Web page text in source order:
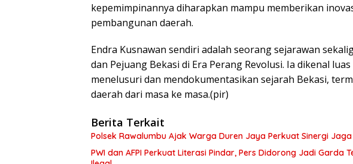
kepemimpinannya diharapkan mampu memberikan
pembangunan daerah.
Endra Kusnawan sendiri adalah seorang sejarawan
dan Pejuang Bekasi di Era Perang Revolusi. Ia dikenal
menelusuri dan mendokumentasikan sejarah Bekasi,
daerah dari masa ke masa.(pir)
Berita Terkait
Polsek Rawalumbu Ajak Warga Duren Jaya Perkuat Sinergi
PWI dan AFPI Perkuat Literasi Pindar, Pers Didorong Jadi Garda